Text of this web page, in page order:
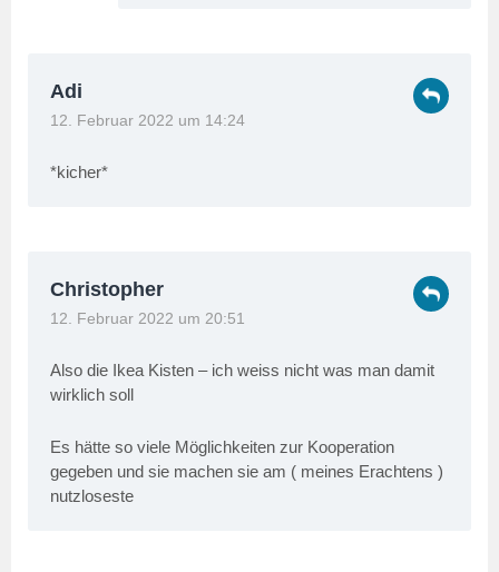
Adi
12. Februar 2022 um 14:24
*kicher*
Christopher
12. Februar 2022 um 20:51
Also die Ikea Kisten – ich weiss nicht was man damit
wirklich soll
Es hätte so viele Möglichkeiten zur Kooperation
gegeben und sie machen sie am ( meines Erachtens )
nutzloseste